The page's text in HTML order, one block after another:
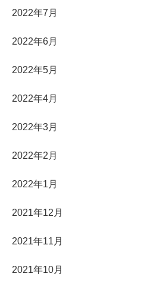
2022年7月
2022年6月
2022年5月
2022年4月
2022年3月
2022年2月
2022年1月
2021年12月
2021年11月
2021年10月